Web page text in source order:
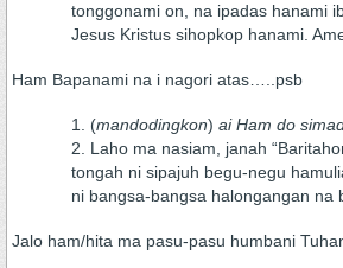
tonggonami on, na ipadas hanami
Jesus Kristus sihopkop hanami.
Ham Bapanami na i nagori atas…..psb
(mandodingkon) ai Ham do
Laho ma nasiam, janah
tongah ni sipajuh begu-negu
ni bangsa-bangsa halongangan na
Jalo ham/hita ma pasu-pasu humbani